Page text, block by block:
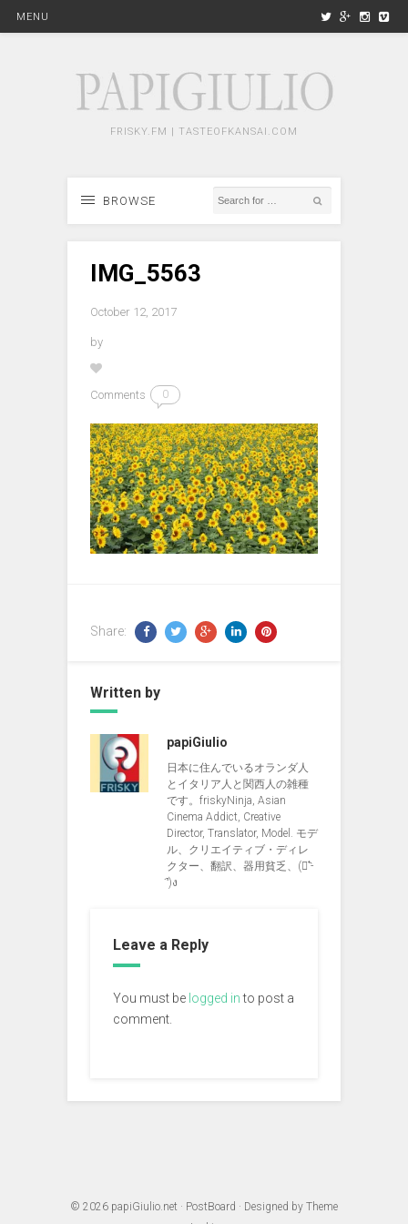
MENU
FRISKY.FM | TASTEOFKANSAI.COM
BROWSE
IMG_5563
October 12, 2017
by
Comments 0
Share:
Written by
papiGiulio
日本に住んでいるオランダ人
とイタリア人と関西人の雑種
です。friskyNinja, Asian
Cinema Addict, Creative
Director, Translator, Model. モデ
ル、クリエイティブ・ディレ
クター、翻訳、器用貧乏、(ง︡'-
'︠)ง
Leave a Reply
You must be logged into post a
comment.
© 2026 papiGiulio.net · PostBoard · Designed by Theme